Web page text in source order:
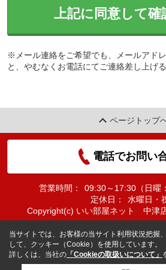
上記に同意して確
※メール連絡をご希望でも、メールアド
と、やむなくお電話にてご連絡差し上げ
ページトップ
電話でお問い
営業時間：
09:30～17:30（日曜
定休日：
水曜日・
Copyright(c) いい部屋ネット 中津
当サイトでは、お客様の当サイト利用状況把握
して、クッキー（Cookie）を使用しています。
詳しくは、当社の 「Cookieの取扱いについて」